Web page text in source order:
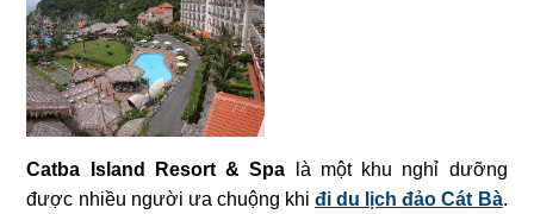
Catba Island Resort & Spa là một khu nghỉ dưỡng
được nhiều người ưa chuộng khiđi du lịch đảo Cát Bà.